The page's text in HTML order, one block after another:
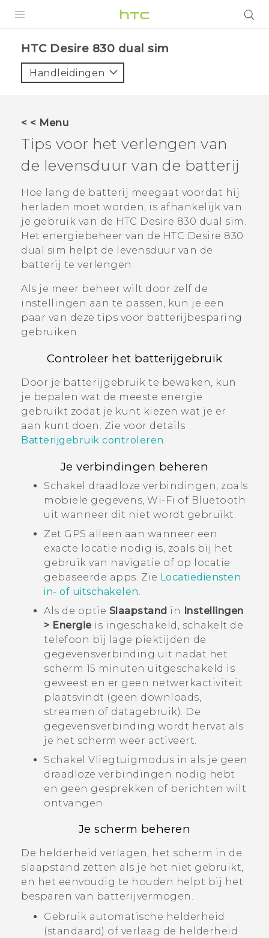
VIVE
AANBIEDINGEN
HTC Club
SUPPORT
HTC-apparaten & -accessoires
VIVERSE
Aanmelden
HTC Desire 830 dual sim‎
Handleidingen
< < Menu
Tips voor het verlengen van
de levensduur van de batterij
Hoe lang de batterij meegaat voordat hij
herladen moet worden, is afhankelijk van
je gebruik van de HTC Desire 830 dual sim .
Het energiebeheer van de HTC Desire 830
dual sim helpt de levensduur van de
batterij te verlengen.
Als je meer beheer wilt door zelf de
instellingen aan te passen, kun je een
paar van deze tips voor batterijbesparing
gebruiken.
Controleer het batterijgebruik
Door je batterijgebruik te bewaken, kun
je bepalen wat de meeste energie
gebruikt zodat je kunt kiezen wat je er
aan kunt doen. Zie voor details
Batterijgebruik controleren.
Je verbindingen beheren
Schakel draadloze verbindingen, zoals
mobiele gegevens, Wi‍-Fi of Bluetooth
uit wanneer dit niet wordt gebruikt.
Zet GPS alleen aan wanneer een
exacte locatie nodig is, zoals bij het
gebruik van navigatie of op locatie
gebaseerde apps. Zie Locatiediensten
in- of uitschakelen
Als de optie Slaapstand in Instellingen
> Energieis ingeschakeld, schakelt de
telefoon bij lage piektijden de
gegevensverbinding uit nadat het
scherm 15 minuten uitgeschakeld is
geweest en er geen netwerkactiviteit
plaatsvindt (geen downloads,
streamen of datagebruik). De
gegevensverbinding wordt hervat als
je het scherm weer activeert.
Schakel Vliegtuigmodus in als je geen
draadloze verbindingen nodig hebt
en geen gesprekken of berichten wilt
ontvangen.
Je scherm beheren
De helderheid verlagen, het scherm in de
slaapstand zetten als je het niet gebruikt,
en het eenvoudig te houden helpt bij het
besparen van batterijvermogen.
Gebruik automatische helderheid
(standaard) of verlaag de helderheid